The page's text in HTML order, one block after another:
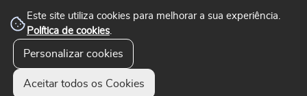
Este site utiliza cookies para melhorar a sua experiência.
Política de cookies.
Personalizar cookies
Aceitar todos os Cookies